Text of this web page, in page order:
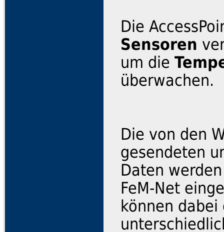
Die
Sensoren
um die
überwachen.
Die von den
gesendeten
Daten
FeM-Net
können dabei